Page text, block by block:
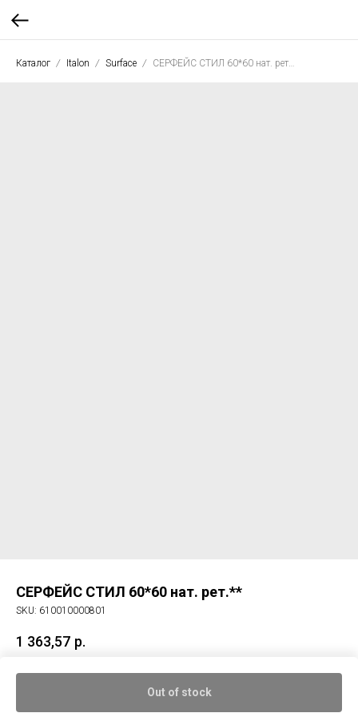
Каталог Italon Surface СЕРФЕЙС СТИЛ 60*60 нат. рет.**
СЕРФЕЙС СТИЛ 60*60 нат. рет.**
SKU: 610010000801
1 363,57 р.
Out of stock
Керам. гранит СЕРФЕЙС СТИЛ 60*60 нат. рет.